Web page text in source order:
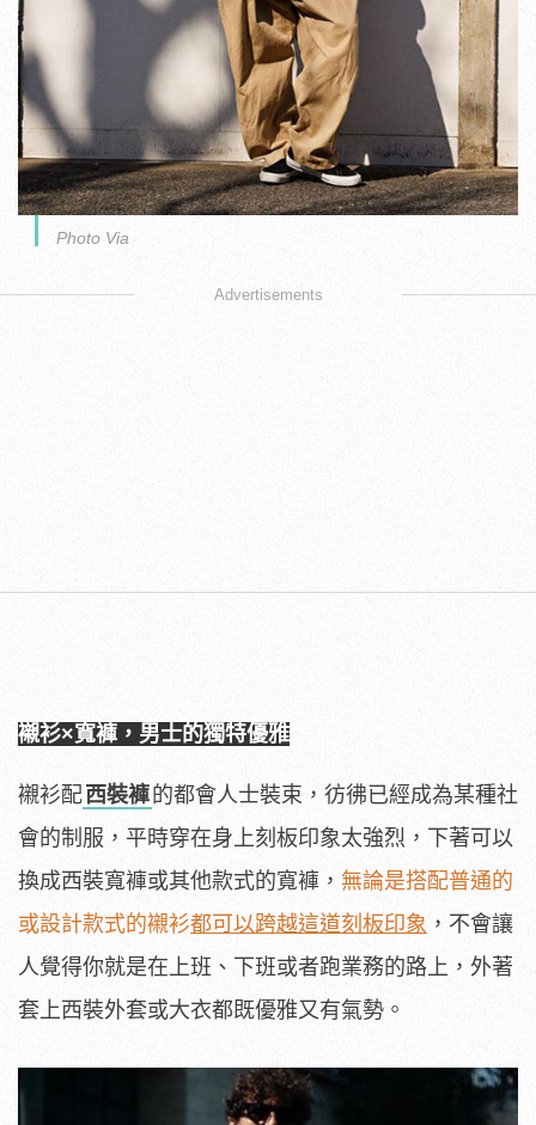
Photo Via
Advertisements
襯衫×寬褲，男士的獨特優雅
襯衫配西裝褲的都會人士裝束，彷彿已經成為某種社
會的制服，平時穿在身上刻板印象太強烈，下著可以
換成西裝寬褲或其他款式的寬褲， 無論是搭配普通的
或設計款式的襯衫都可以跨越這道刻板印象 ，不會讓
人覺得你就是在上班、下班或者跑業務的路上，外著
套上西裝外套或大衣都既優雅又有氣勢。